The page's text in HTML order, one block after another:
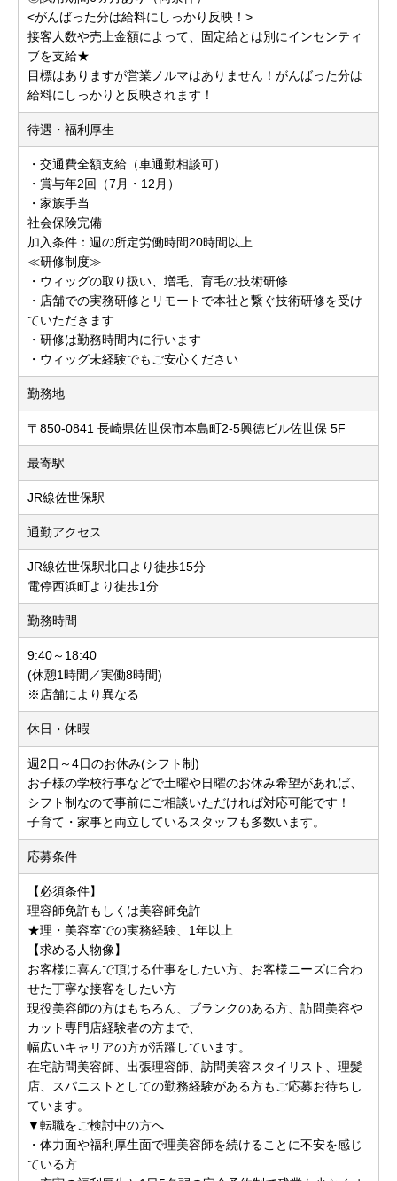
<がんばった分は給料にしっかり反映！>
接客人数や売上金額によって、固定給とは別にインセンティ
ブを支給★
目標はありますが営業ノルマはありません！がんばった分は
給料にしっかりと反映されます！
待遇・福利厚生
・交通費全額支給（車通勤相談可）
・賞与年2回（7月・12月）
・家族手当
社会保険完備
加入条件：週の所定労働時間20時間以上
≪研修制度≫
・ウィッグの取り扱い、増毛、育毛の技術研修
・店舗での実務研修とリモートで本社と繋ぐ技術研修を受け
ていただきます
・研修は勤務時間内に行います
・ウィッグ未経験でもご安心ください
勤務地
〒850-0841 長崎県佐世保市本島町2-5興徳ビル佐世保 5F
最寄駅
JR線佐世保駅
通勤アクセス
JR線佐世保駅北口より徒歩15分
電停西浜町より徒歩1分
勤務時間
9:40～18:40
(休憩1時間／実働8時間)
※店舗により異なる
休日・休暇
週2日～4日のお休み(シフト制)
お子様の学校行事などで土曜や日曜のお休み希望があれば、
シフト制なので事前にご相談いただければ対応可能です！
子育て・家事と両立しているスタッフも多数います。
応募条件
【必須条件】
理容師免許もしくは美容師免許
★理・美容室での実務経験、1年以上
【求める人物像】
お客様に喜んで頂ける仕事をしたい方、お客様ニーズに合わ
せた丁寧な接客をしたい方
現役美容師の方はもちろん、ブランクのある方、訪問美容や
カット専門店経験者の方まで、
幅広いキャリアの方が活躍しています。
在宅訪問美容師、出張理容師、訪問美容スタイリスト、理髪
店、スパニストとしての勤務経験がある方もご応募お待ちし
ています。
▼転職をご検討中の方へ
・体力面や福利厚生面で理美容師を続けることに不安を感じ
ている方